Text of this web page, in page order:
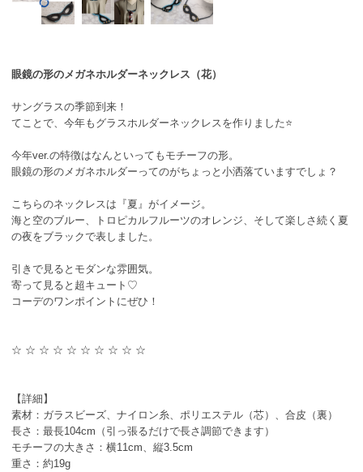
眼鏡の形のメガネホルダーネックレス（花）
サングラスの季節到来！
てことで、今年もグラスホルダーネックレスを作りました⭐️
今年ver.の特徴はなんといってもモチーフの形。
眼鏡の形のメガネホルダーってのがちょっと小洒落ていますでしょ？
こちらのネックレスは『夏』がイメージ。
海と空のブルー、トロピカルフルーツのオレンジ、そして楽しさ続く夏
の夜をブラックで表しました。
引きで見るとモダンな雰囲気。
寄って見ると超キュート♡
コーデのワンポイントにぜひ！
☆ ☆ ☆ ☆ ☆ ☆ ☆ ☆ ☆ ☆
【詳細】
素材：ガラスビーズ、ナイロン糸、ポリエステル（芯）、合皮（裏）
長さ：最長104cm（引っ張るだけで長さ調節できます）
モチーフの大きさ：横11cm、縦3.5cm
重さ：約19g